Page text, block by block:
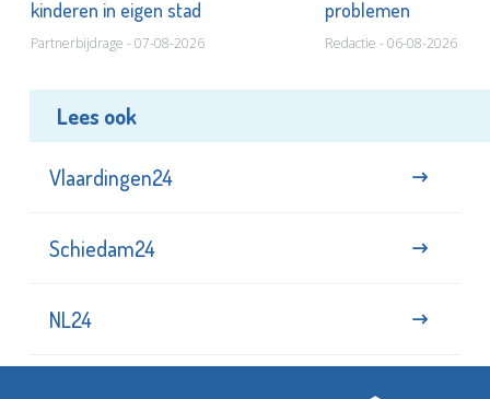
kinderen in eigen stad
Partnerbijdrage - 07-08-2026
problemen
Redactie - 06-08-2026
Lees ook
Vlaardingen24
Schiedam24
NL24